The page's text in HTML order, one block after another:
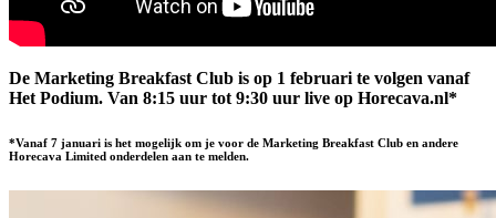
De Marketing Breakfast Club is op 1 februari te volgen vanaf
Het Podium. Van 8:15 uur tot 9:30 uur live op Horecava.nl*
*Vanaf 7 januari is het mogelijk om je voor de Marketing Breakfast Club en andere
Horecava Limited onderdelen aan te melden.